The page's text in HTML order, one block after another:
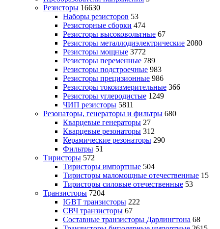
Резисторы 16630
Наборы резисторов 53
Резисторные сборки 474
Резисторы высоковольтные 67
Резисторы металлодиэлектрические 2080
Резисторы мощные 3772
Резисторы переменные 789
Резисторы подстроечные 983
Резисторы прецизионные 986
Резисторы токоизмерительные 366
Резисторы углеродистые 1249
ЧИП резисторы 5811
Резонаторы, генераторы и фильтры 680
Кварцевые генераторы 27
Кварцевые резонаторы 312
Керамические резонаторы 290
Фильтры 51
Тиристоры 572
Тиристоры импортные 504
Тиристоры маломощные отечественные 15
Тиристоры силовые отечественные 53
Транзисторы 7204
IGBT транзисторы 222
СВЧ транзисторы 67
Составные транзисторы Дарлингтона 68